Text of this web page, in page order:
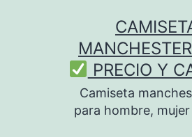
PRECIO Y
Camiseta
para hombre,